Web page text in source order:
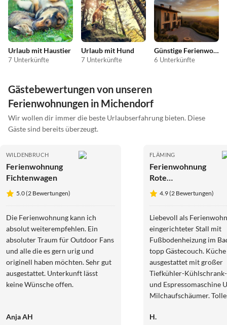
Urlaub mit Haustier
7 Unterkünfte
Urlaub mit Hund
7 Unterkünfte
Günstige Ferienwohnungen
6 Unterkünfte
Gästebewertungen von unseren
Ferienwohnungen in Michendorf
Wir wollen dir immer die beste Urlaubserfahrung bieten. Diese
Gäste sind bereits überzeugt.
WILDENBRUCH
Ferienwohnung
Fichtenwagen
5.0 (2 Bewertungen)
Die Ferienwohnung kann ich
absolut weiterempfehlen. Ein
absoluter Traum für Outdoor Fans
und alle die es gern urig und
originell haben möchten. Sehr gut
ausgestattet. Unterkunft lässt
keine Wünsche offen.
Anja AH
FLÄMING
Ferienwohnung
Rote
Ferienwohnung
4.9 (2 Bewertungen)
Liebevoll als
eingerichteter Stall mit
Fußbodenheizung im
topp Gästecouch.
ausgestattet mit großer
Tiefkühler-
und Espressomaschine
Milchaufschäumer.
freundliche und super
H.